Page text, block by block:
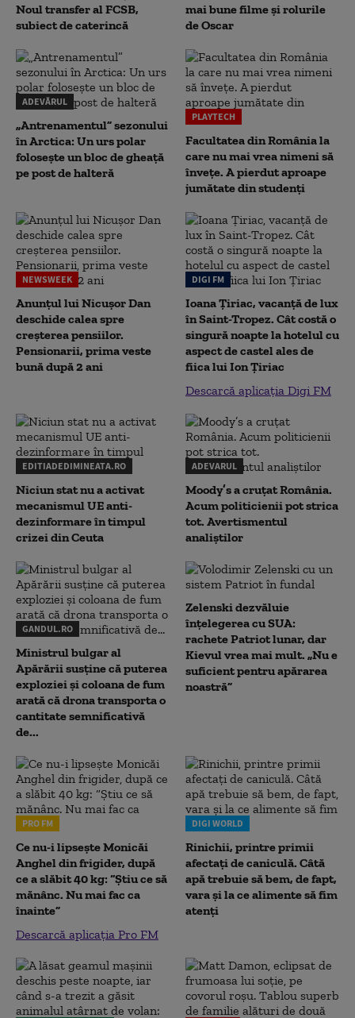
Noul transfer al FCSB,
subiect de caterincă
mai bune filme și rolurile
de Oscar
ADEVĂRUL
„Antrenamentul” sezonului
în Arctica: Un urs polar
folosește un bloc de gheață
pe post de halteră
PLAYTECH
Facultatea din România la
care nu mai vrea nimeni să
înveţe. A pierdut aproape
jumătate din studenţi
NEWSWEEK
Anunțul lui Nicușor Dan
deschide calea spre
creșterea pensiilor.
Pensionarii, prima veste
bună după 2 ani
DIGI FM
Ioana Țiriac, vacanță de lux
în Saint-Tropez. Cât costă o
singură noapte la hotelul cu
aspect de castel ales de
fiica lui Ion Țiriac
Descarcă aplicația Digi FM
EDITIADEDIMINEATA.RO
Niciun stat nu a activat
mecanismul UE anti-
dezinformare în timpul
crizei din Ceuta
ADEVARUL
Moody’s a cruțat România.
Acum politicienii pot strica
tot. Avertismentul
analiștilor
GANDUL.RO
Ministrul bulgar al
Apărării susține că puterea
exploziei și coloana de fum
arată că drona transporta o
cantitate semnificativă
de...
Zelenski dezvăluie
înțelegerea cu SUA:
rachete Patriot lunar, dar
Kievul vrea mai mult. „Nu e
suficient pentru apărarea
noastră”
PRO FM
Ce nu-i lipsește Monicăi
Anghel din frigider, după
ce a slăbit 40 kg: “Știu ce să
mănânc. Nu mai fac ca
înainte”
Descarcă aplicația Pro FM
DIGI WORLD
Rinichii, printre primii
afectați de caniculă. Câtă
apă trebuie să bem, de fapt,
vara și la ce alimente să fim
atenți